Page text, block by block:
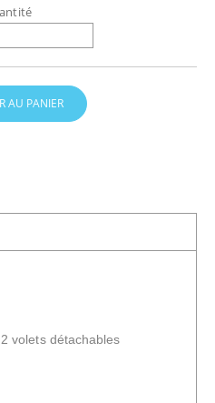
AU PANIER
volets détachables